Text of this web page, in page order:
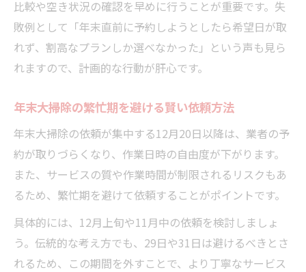
比較や空き状況の確認を早めに行うことが重要です。失
敗例として「年末直前に予約しようとしたら希望日が取
れず、割高なプランしか選べなかった」という声も見ら
れますので、計画的な行動が肝心です。
年末大掃除の繁忙期を避ける賢い依頼方法
年末大掃除の依頼が集中する12月20日以降は、業者の予
約が取りづらくなり、作業日時の自由度が下がります。
また、サービスの質や作業時間が制限されるリスクもあ
るため、繁忙期を避けて依頼することがポイントです。
具体的には、12月上旬や11月中の依頼を検討しましょ
う。伝統的な考え方でも、29日や31日は避けるべきとさ
れるため、この期間を外すことで、より丁寧なサービス